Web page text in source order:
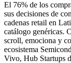
El 76% de los
sus decisiones de
cadenas retail en
catálogo genéricas.
scroll, emociona y
ecosistema
Vivo, Hub Startups